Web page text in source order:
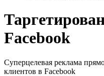
Facebook
Суперцелевая реклама
клиентов в Facebook